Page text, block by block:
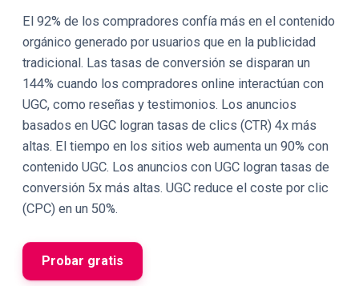
El 92% de los compradores confía más en el contenido
orgánico generado por usuarios que en la publicidad
tradicional. Las tasas de conversión se disparan un
144% cuando los compradores online interactúan con
UGC, como reseñas y testimonios. Los anuncios
basados en UGC logran tasas de clics (CTR) 4x más
altas. El tiempo en los sitios web aumenta un 90% con
contenido UGC. Los anuncios con UGC logran tasas de
conversión 5x más altas. UGC reduce el coste por clic
(CPC) en un 50%.
Probar gratis